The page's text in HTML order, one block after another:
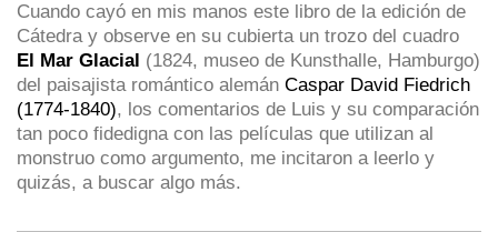
Cuando cayó en mis manos este libro de la edición de
Cátedra y observe en su cubierta un trozo del cuadro
El Mar Glacial (1824, museo de Kunsthalle, Hamburgo)
del paisajista romántico alemán Caspar David Fiedrich
(1774-1840), los comentarios de Luis y su comparación
tan poco fidedigna con las películas que utilizan al
monstruo como argumento, me incitaron a leerlo y
quizás, a buscar algo más.